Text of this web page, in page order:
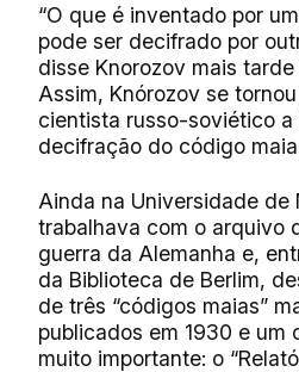
“O que é inventado por
pode ser decifrado por
disse Knorozov mais
Assim, Knórozov se
cientista russo-soviético a
decifração do código
Ainda na Universidade de
trabalhava com o arquivo
guerra da Alemanha e,
da Biblioteca de Berlim,
de três “códigos maias”
publicados em 1930 e um
muito importante: o